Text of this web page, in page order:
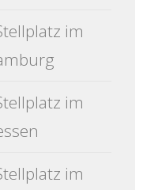
im
im
im